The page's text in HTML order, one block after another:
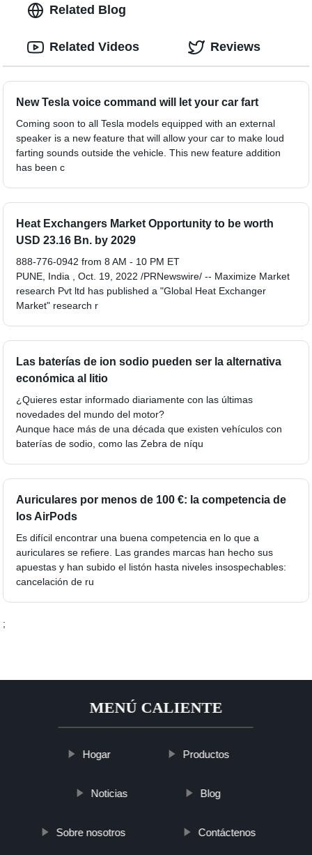
Related Blog
New Tesla voice command will let your car fart
Coming soon to all Tesla models equipped with an external
speaker is a new feature that will allow your car to make loud
farting sounds outside the vehicle. This new feature addition
has been c
Heat Exchangers Market Opportunity to be worth
USD 23.16 Bn. by 2029
888-776-0942 from 8 AM - 10 PM ET
PUNE, India , Oct. 19, 2022 /PRNewswire/ -- Maximize Market
research Pvt ltd has published a "Global Heat Exchanger
Market" research r
Las baterías de ion sodio pueden ser la alternativa
económica al litio
¿Quieres estar informado diariamente con las últimas
novedades del mundo del motor?
Aunque hace más de una década que existen vehículos con
baterías de sodio, como las Zebra de níqu
Auriculares por menos de 100 €: la competencia de
los AirPods
Es difícil encontrar una buena competencia en lo que a
auriculares se refiere. Las grandes marcas han hecho sus
apuestas y han subido el listón hasta niveles insospechables:
cancelación de ru
;
Related Videos Reviews
MENÚ CALIENTE
Hogar Productos
Noticias Blog
Sobre nosotros Contáctenos